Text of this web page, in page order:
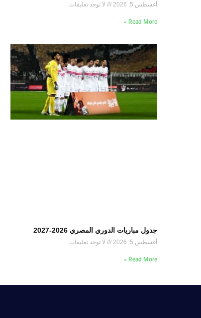
أغسطس 5, 2026 لا توجد تعليقات
Read More »
جدول مباريات الدوري المصري 2026-2027
أغسطس 5, 2026 لا توجد تعليقات
Read More »